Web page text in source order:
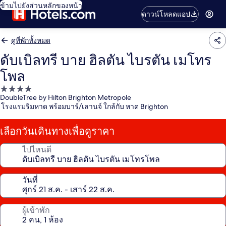
ข้ามไปยังส่วนหลักของหน้า
ดาวน์โหลดแอป
ดูที่พักทั้งหมด
ดับเบิลทรี บาย ฮิลตัน ไบรตัน เมโทร
โพล
ที่พัก
4.0
DoubleTree by Hilton Brighton Metropole
โรงแรมริมหาด พร้อมบาร์/เลานจ์ ใกล้กับ หาด Brighton
เลือกวันเดินทางเพื่อดูราคา
ไปไหนดี
วันที่
ผู้เข้าพัก